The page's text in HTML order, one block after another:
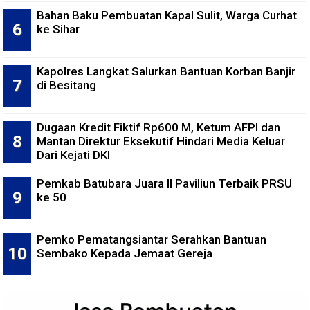
Bahan Baku Pembuatan Kapal Sulit, Warga Curhat
ke Sihar
Kapolres Langkat Salurkan Bantuan Korban Banjir
di Besitang
Dugaan Kredit Fiktif Rp600 M, Ketum AFPI dan
Mantan Direktur Eksekutif Hindari Media Keluar
Dari Kejati DKI
Pemkab Batubara Juara II Paviliun Terbaik PRSU
ke 50
Pemko Pematangsiantar Serahkan Bantuan
Sembako Kepada Jemaat Gereja